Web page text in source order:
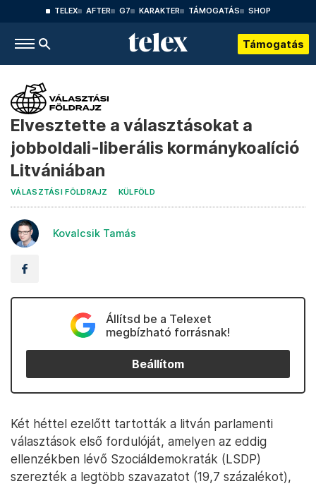
TELEX AFTER G7 KARAKTER TÁMOGATÁS SHOP
Támogatás
Elvesztette a választásokat a
jobboldali-liberális kormánykoalíció
Litvániában
VÁLASZTÁSI FÖLDRAJZ KÜLFÖLD
Kovalcsik Tamás
Állítsd be a Telexet
megbízható forrásnak!
Beállítom
Két héttel ezelőtt tartották a litván parlamenti
választások első fordulóját, amelyen az eddig
ellenzékben lévő Szociáldemokraták (LSDP)
szerezték a legtöbb szavazatot (19,7 százalékot),